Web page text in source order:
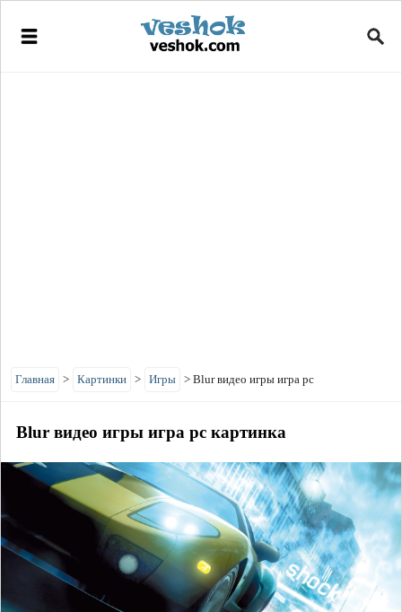
Главная > Картинки > Игры > Blur видео игры игра pc
Blur видео игры игра pc картинка